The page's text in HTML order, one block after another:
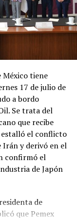
en
es impedir que
la libre
naval total
de Defensa
para intentar
salir del Golfo
a
alarmas
días ilustra el
de julio, un
tiene
17 de julio de
a bordo
Se trata del
que recibe
estalló el conflicto
Irán y derivó en el
confirmó el
de Japón
de
que Pemex